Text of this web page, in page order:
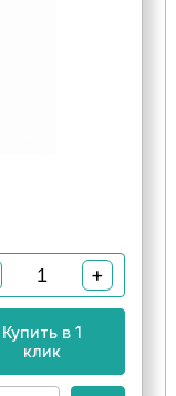
+
Купить в 1
клик